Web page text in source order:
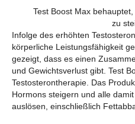
Test Boost Max
zu
Infolge des erhöhten
körperliche Leistungsfähigkeit
gezeigt, dass es einen
und Gewichtsverlust gibt. Test
Testosterontherapie. Das
Hormons steigern und alle
auslösen, einschließlich